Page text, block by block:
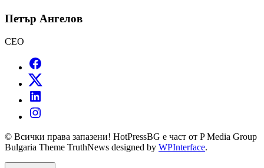
Петър Ангелов
CEO
© Всички права запазени! HotPressBG е част от P Media Group
Bulgaria Theme TruthNews designed by WPInterface.